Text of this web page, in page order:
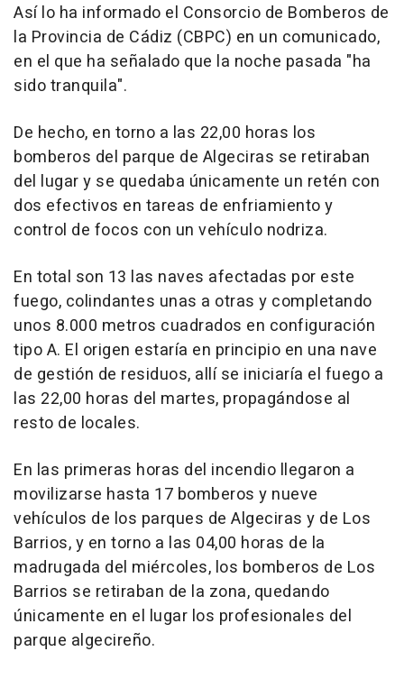
Así lo ha informado el Consorcio de Bomberos de
la Provincia de Cádiz (CBPC) en un comunicado,
en el que ha señalado que la noche pasada "ha
sido tranquila".
De hecho, en torno a las 22,00 horas los
bomberos del parque de Algeciras se retiraban
del lugar y se quedaba únicamente un retén con
dos efectivos en tareas de enfriamiento y
control de focos con un vehículo nodriza.
En total son 13 las naves afectadas por este
fuego, colindantes unas a otras y completando
unos 8.000 metros cuadrados en configuración
tipo A. El origen estaría en principio en una nave
de gestión de residuos, allí se iniciaría el fuego a
las 22,00 horas del martes, propagándose al
resto de locales.
En las primeras horas del incendio llegaron a
movilizarse hasta 17 bomberos y nueve
vehículos de los parques de Algeciras y de Los
Barrios, y en torno a las 04,00 horas de la
madrugada del miércoles, los bomberos de Los
Barrios se retiraban de la zona, quedando
únicamente en el lugar los profesionales del
parque algecireño.